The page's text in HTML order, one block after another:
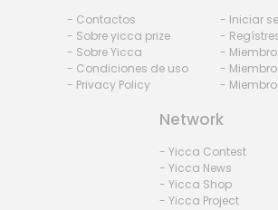
- Contactos
- Sobre yicca prize
- Sobre Yicca
- Condiciones de uso
- Privacy Policy
- Iniciar
-
-
-
-
Network
- Yicca Contest
- Yicca News
- Yicca Shop
- Yicca Project